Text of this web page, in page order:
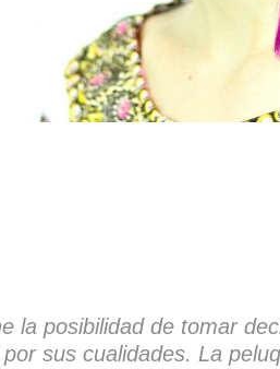
la posibilidad de tomar
sus cualidades. La